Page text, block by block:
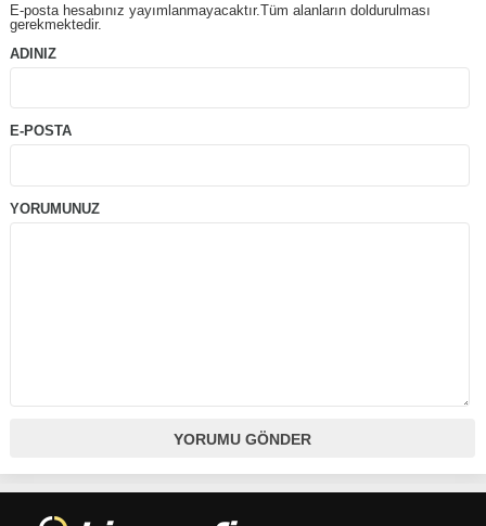
E-posta hesabınız yayımlanmayacaktır.Tüm alanların doldurulması
gerekmektedir.
ADINIZ
E-POSTA
YORUMUNUZ